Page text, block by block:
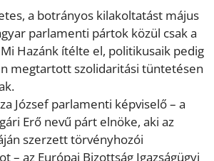
a botrányos kilakoltatást május
parlamenti pártok közül csak a
Mi Hazánk ítélte el, politikusaik pedig
megtartott szolidaritási tüntetésen
József parlamenti képviselő – a
Erő nevű párt elnöke, aki az
szerzett törvényhozói
– az Európai Bizottság Igazságügyi